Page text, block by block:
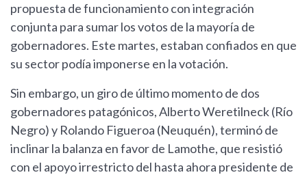
propuesta de funcionamiento con integración
conjunta para sumar los votos de la mayoría de
gobernadores. Este martes, estaban confiados en que
su sector podía imponerse en la votación.
Sin embargo, un giro de último momento de dos
gobernadores patagónicos, Alberto Weretilneck (Río
Negro) y Rolando Figueroa (Neuquén), terminó de
inclinar la balanza en favor de Lamothe, que resistió
con el apoyo irrestricto del hasta ahora presidente de